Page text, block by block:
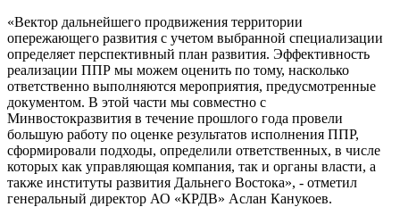
«Вектор дальнейшего продвижения территории
опережающего развития с учетом выбранной специализации
определяет перспективный план развития. Эффективность
реализации ППР мы можем оценить по тому, насколько
ответственно выполняются мероприятия, предусмотренные
документом. В этой части мы совместно с
Минвостокразвития в течение прошлого года провели
большую работу по оценке результатов исполнения ППР,
сформировали подходы, определили ответственных, в числе
которых как управляющая компания, так и органы власти, а
также институты развития Дальнего Востока», - отметил
генеральный директор АО «КРДВ» Аслан Канукоев.